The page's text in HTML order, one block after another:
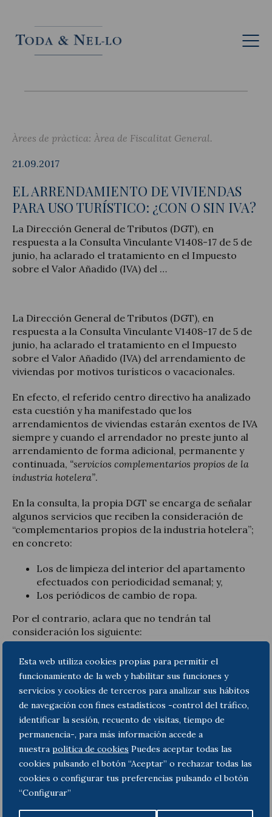
Esta web utiliza cookies propias para permitir el
funcionamiento de la web y habilitar sus funciones y
servicios y cookies de terceros para analizar sus hábitos
de navegación con fines estadísticos -control del tráfico,
identificar la sesión, recuento de visitas, tiempo de
permanencia-, para más información accede a
nuestra politica de cookies Puedes aceptar todas las
cookies pulsando el botón “Aceptar” o rechazar todas las
cookies o configurar tus preferencias pulsando el botón
“Configurar”
Cat
Actualitat jurídica
Notícies i articles
Àrees de pràctica: Àrea de Fiscalitat General
21.09.2017
EL ARRENDAMIENTO DE VIVIENDAS
PARA USO TURÍSTICO: ¿CON O SIN IVA?
La Dirección General de Tributos (DGT), en
respuesta a la Consulta Vinculante V1408-17 de 5 de
junio, ha aclarado el tratamiento en el Impuesto
sobre el Valor Añadido (IVA) del …
La Dirección General de Tributos (DGT), en
respuesta a la Consulta Vinculante V1408-17 de 5 de
junio, ha aclarado el tratamiento en el Impuesto
sobre el Valor Añadido (IVA) del arrendamiento de
viviendas por motivos turísticos o vacacionales.
En efecto, el referido centro directivo ha analizado
esta cuestión y ha manifestado que los
arrendamientos de viviendas estarán exentos de IVA
siempre y cuando el arrendador no preste junto al
arrendamiento de forma adicional, permanente y
continuada, “servicios complementarios propios de la
industria hotelera”.
En la consulta, la propia DGT se encarga de señalar
algunos servicios que reciben la consideración de
“complementarios propios de la industria hotelera”;
en concreto:
Los de limpieza del interior del apartamento
efectuados con periodicidad semanal; y,
Los periódicos de cambio de ropa.
Por el contrario, aclara que no tendrán tal
consideración los siguiente:
Los de limpieza y/o cambio de ropa del
apartamento que se realicen sólo en la entrada
y/o en la salida del período contratado por
cada arrendatario;
Los de limpieza de las zonas comunes del
edificio, así como de la urbanización en que el
mismo esté situado.
Puede consultar el texto íntegro de la Consulta
Vinculante de la DGT comentada
aquí.